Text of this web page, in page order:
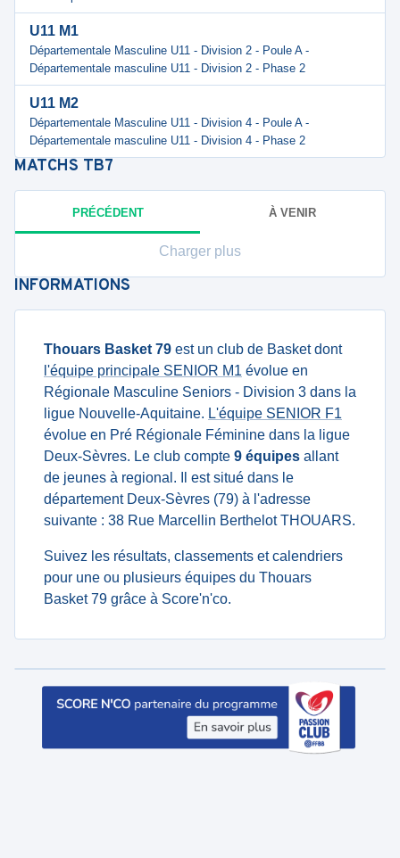
U11 M1
Départementale Masculine U11 - Division 2 - Poule A -
Départementale masculine U11 - Division 2 - Phase 2
U11 M2
Départementale Masculine U11 - Division 4 - Poule A -
Départementale masculine U11 - Division 4 - Phase 2
MATCHS TB7
PRÉCÉDENT À VENIR
Charger plus
INFORMATIONS
Thouars Basket 79 est un club de Basket dont
l'équipe principale SENIOR M1 évolue en
Régionale Masculine Seniors - Division 3 dans la
ligue Nouvelle-Aquitaine. L'équipe SENIOR F1
évolue en Pré Régionale Féminine dans la ligue
Deux-Sèvres. Le club compte 9 équipes allant
de jeunes à regional. Il est situé dans le
département Deux-Sèvres (79) à l'adresse
suivante : 38 Rue Marcellin Berthelot THOUARS.
Suivez les résultats, classements et calendriers
pour une ou plusieurs équipes du Thouars
Basket 79 grâce à Score'n'co.